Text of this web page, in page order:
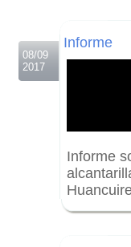
08/09
2017
Informe
Informe